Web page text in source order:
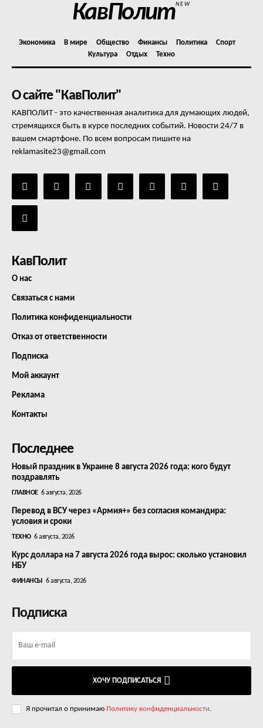
КавПолитNEW
Экономика В мире Общество Финансы Политика
Спорт
Культура
Отдых Техно
О сайте "КавПолит"
КАВПОЛИТ - это качественная аналитика для думающих людей,
стремящихся быть в курсе последних событий. Новости 24/7 в
вашем смартфоне. По всем вопросам пишите на
reklamasite23@gmail.com
КавПолит
О нас
Связаться с нами
Политика конфиденциальности
Отказ от ответственности
Подписка
Мой аккаунт
Реклама
Контакты
Последнее
Новый праздник в Украине 8 августа 2026 года: кого будут
поздравлять
ГЛАВНОЕ 6 августа, 2026
Перевод в ВСУ через «Армия+» без согласия командира:
условия и сроки
ТЕХНО 6 августа, 2026
Курс доллара на 7 августа 2026 года вырос: сколько установил
НБУ
ФИНАНСЫ 6 августа, 2026
Подписка
ХОЧУ ПОДПИСАТЬСЯ
Я прочитал о принимаю Политику конфиденциальности.